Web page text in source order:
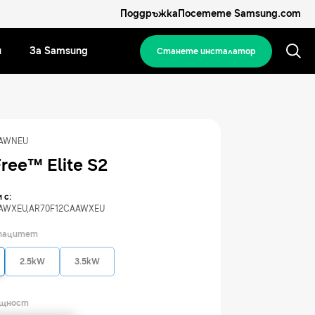
ПоддръжкаПосетете Samsung.com
За Samsung Станете инсталатор
Elite S2
с:
,AR70F12CAAWXEU
2.5kW 3.5kW